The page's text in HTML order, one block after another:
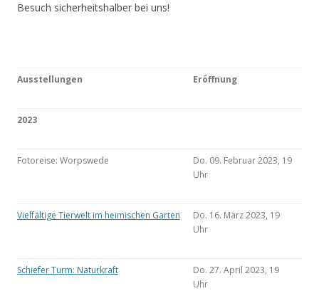
Besuch sicherheitshalber bei uns!
Ausstellungen Eröffnung
2023
Fotoreise: Worpswede
Do. 09. Februar 2023, 19
Uhr
Vielfältige Tierwelt im heimischen Garten
Do. 16. März 2023, 19
Uhr
Schiefer Turm: Naturkraft
Do. 27. April 2023, 19
Uhr